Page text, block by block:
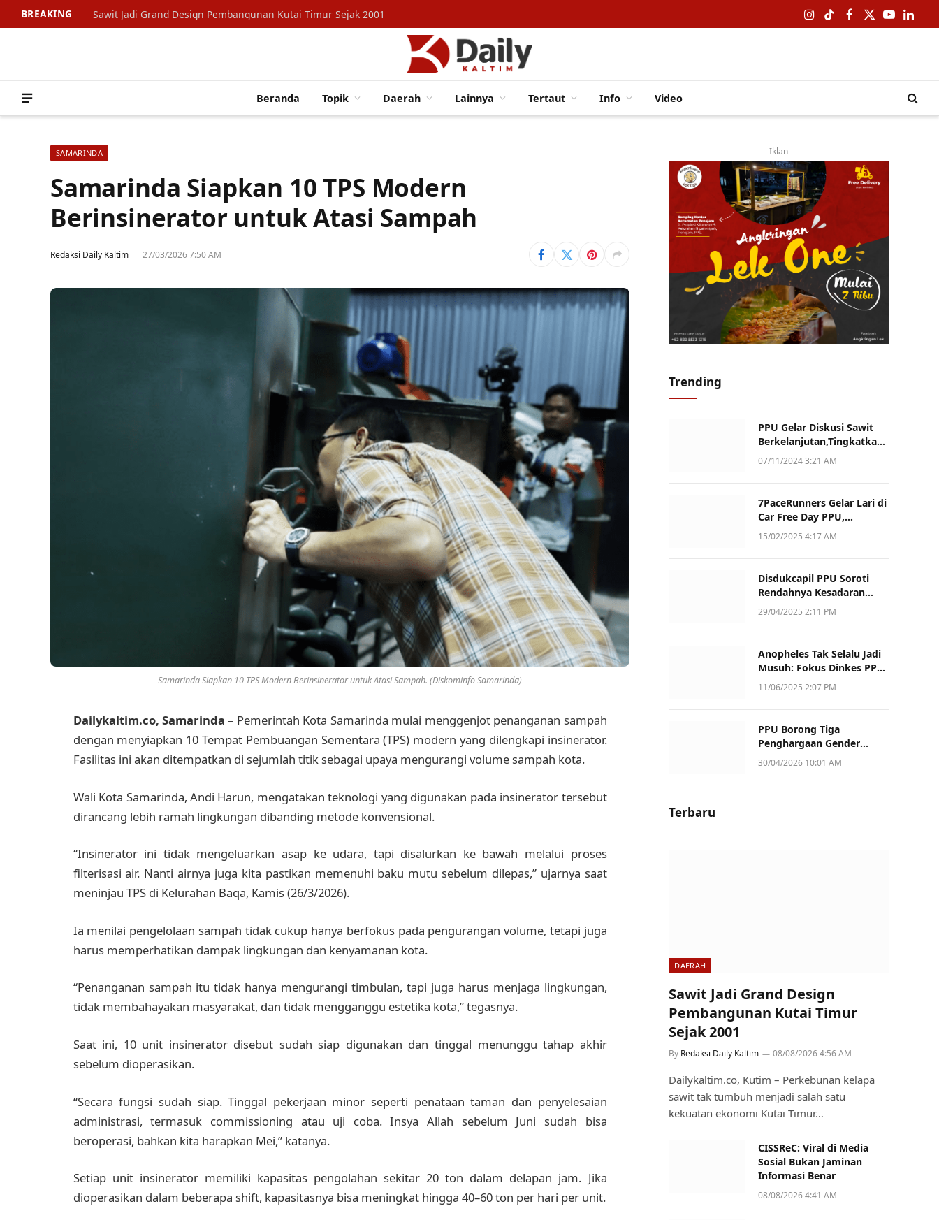
BREAKING Sawit Jadi Grand Design Pembangunan Kutai Timur Sejak 2001 Instagram
TikTokFacebook
X
YouTube
Beranda Topik Daerah Lainnya Tertaut Info Video
SAMARINDA
Samarinda Siapkan 10 TPS Modern
Berinsinerator untuk Atasi Sampah
Redaksi Daily Kaltim 27/03/2026 7:50 AM
Samarinda Siapkan 10 TPS Modern Berinsinerator untuk Atasi Sampah. (Diskominfo Samarinda)
Dailykaltim.co, Samarinda – Pemerintah Kota Samarinda mulai menggenjot penanganan sampah
dengan menyiapkan 10 Tempat Pembuangan Sementara (TPS) modern yang dilengkapi insinerator.
Fasilitas ini akan ditempatkan di sejumlah titik sebagai upaya mengurangi volume sampah kota.
Wali Kota Samarinda, Andi Harun, mengatakan teknologi yang digunakan pada insinerator tersebut
dirancang lebih ramah lingkungan dibanding metode konvensional.
“Insinerator ini tidak mengeluarkan asap ke udara, tapi disalurkan ke bawah melalui proses
filterisasi air. Nanti airnya juga kita pastikan memenuhi baku mutu sebelum dilepas,” ujarnya saat
meninjau TPS di Kelurahan Baqa, Kamis (26/3/2026).
Ia menilai pengelolaan sampah tidak cukup hanya berfokus pada pengurangan volume, tetapi juga
harus memperhatikan dampak lingkungan dan kenyamanan kota.
“Penanganan sampah itu tidak hanya mengurangi timbulan, tapi juga harus menjaga lingkungan,
tidak membahayakan masyarakat, dan tidak mengganggu estetika kota,” tegasnya.
Saat ini, 10 unit insinerator disebut sudah siap digunakan dan tinggal menunggu tahap akhir
sebelum dioperasikan.
“Secara fungsi sudah siap. Tinggal pekerjaan minor seperti penataan taman dan penyelesaian
administrasi, termasuk commissioning atau uji coba. Insya Allah sebelum Juni sudah bisa
beroperasi, bahkan kita harapkan Mei,” katanya.
Setiap unit insinerator memiliki kapasitas pengolahan sekitar 20 ton dalam delapan jam. Jika
dioperasikan dalam beberapa shift, kapasitasnya bisa meningkat hingga 40–60 ton per hari per unit.
Iklan
Trending
PPU Gelar Diskusi Sawit
Berkelanjutan,Tingkatkan
Daya Saing dan Kualitas
07/11/2024 3:21 AM
7PaceRunners Gelar Lari di
Car Free Day PPU,
Kampanye Gaya Hidup
15/02/2025 4:17 AM
Disdukcapil PPU Soroti
Rendahnya Kesadaran
Warga Soal Pelaporan
29/04/2025 2:11 PM
Anopheles Tak Selalu Jadi
Musuh: Fokus Dinkes PPU
Kini ke Penularan Aktif di
11/06/2025 2:07 PM
PPU Borong Tiga
Penghargaan Gender
Champion Kaltim 2026,
30/04/2026 10:01 AM
Terbaru
DAERAH
Sawit Jadi Grand Design
Pembangunan Kutai Timur
Sejak 2001
By Redaksi Daily Kaltim 08/08/2026 4:56 AM
Dailykaltim.co, Kutim – Perkebunan kelapa
sawit tak tumbuh menjadi salah satu
kekuatan ekonomi Kutai Timur…
CISSReC: Viral di Media
Sosial Bukan Jaminan
Informasi Benar
08/08/2026 4:41 AM